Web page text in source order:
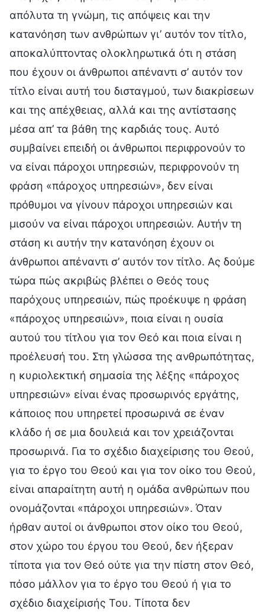
απόλυτα τη γνώμη, τις απόψεις και την
κατανόηση των ανθρώπων γι’ αυτόν τον τίτλο,
αποκαλύπτοντας ολοκληρωτικά ότι η στάση
που έχουν οι άνθρωποι απέναντι σ’ αυτόν τον
τίτλο είναι αυτή του δισταγμού, των διακρίσεων
και της απέχθειας, αλλά και της αντίστασης
μέσα απ’ τα βάθη της καρδιάς τους. Αυτό
συμβαίνει επειδή οι άνθρωποι περιφρονούν το
να είναι πάροχοι υπηρεσιών, περιφρονούν τη
φράση «πάροχος υπηρεσιών», δεν είναι
πρόθυμοι να γίνουν πάροχοι υπηρεσιών και
μισούν να είναι πάροχοι υπηρεσιών. Αυτήν τη
στάση κι αυτήν την κατανόηση έχουν οι
άνθρωποι απέναντι σ’ αυτόν τον τίτλο. Ας δούμε
τώρα πώς ακριβώς βλέπει ο Θεός τους
παρόχους υπηρεσιών, πώς προέκυψε η φράση
«πάροχος υπηρεσιών», ποια είναι η ουσία
αυτού του τίτλου για τον Θεό και ποια είναι η
προέλευσή του. Στη γλώσσα της ανθρωπότητας,
η κυριολεκτική σημασία της λέξης «πάροχος
υπηρεσιών» είναι ένας προσωρινός εργάτης,
κάποιος που υπηρετεί προσωρινά σε έναν
κλάδο ή σε μια δουλειά και τον χρειάζονται
προσωρινά. Για το σχέδιο διαχείρισης του Θεού,
για το έργο του Θεού και για τον οίκο του Θεού,
είναι απαραίτητη αυτή η ομάδα ανθρώπων που
ονομάζονται «πάροχοι υπηρεσιών». Όταν
ήρθαν αυτοί οι άνθρωποι στον οίκο του Θεού,
στον χώρο του έργου του Θεού, δεν ήξεραν
τίποτα για τον Θεό ούτε για την πίστη στον Θεό,
πόσο μάλλον για το έργο του Θεού ή για το
σχέδιο διαχείρισής Του. Τίποτα δεν